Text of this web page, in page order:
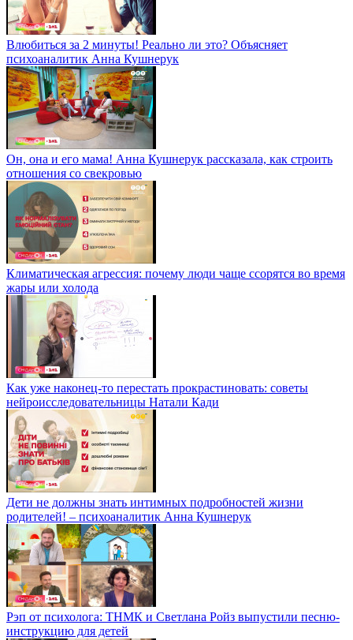
Влюбиться за 2 минуты! Реально ли это? Объясняет
психоаналитик Анна Кушнерук
Он, она и его мама! Анна Кушнерук рассказала, как строить
отношения со свекровью
Климатическая агрессия: почему люди чаще ссорятся во время
жары или холода
Как уже наконец-то перестать прокрастиновать: советы
нейроисследовательницы Натали Кади
Дети не должны знать интимных подробностей жизни
родителей! – психоаналитик Анна Кушнерук
Рэп от психолога: ТНМК и Светлана Ройз выпустили песню-
инструкцию для детей